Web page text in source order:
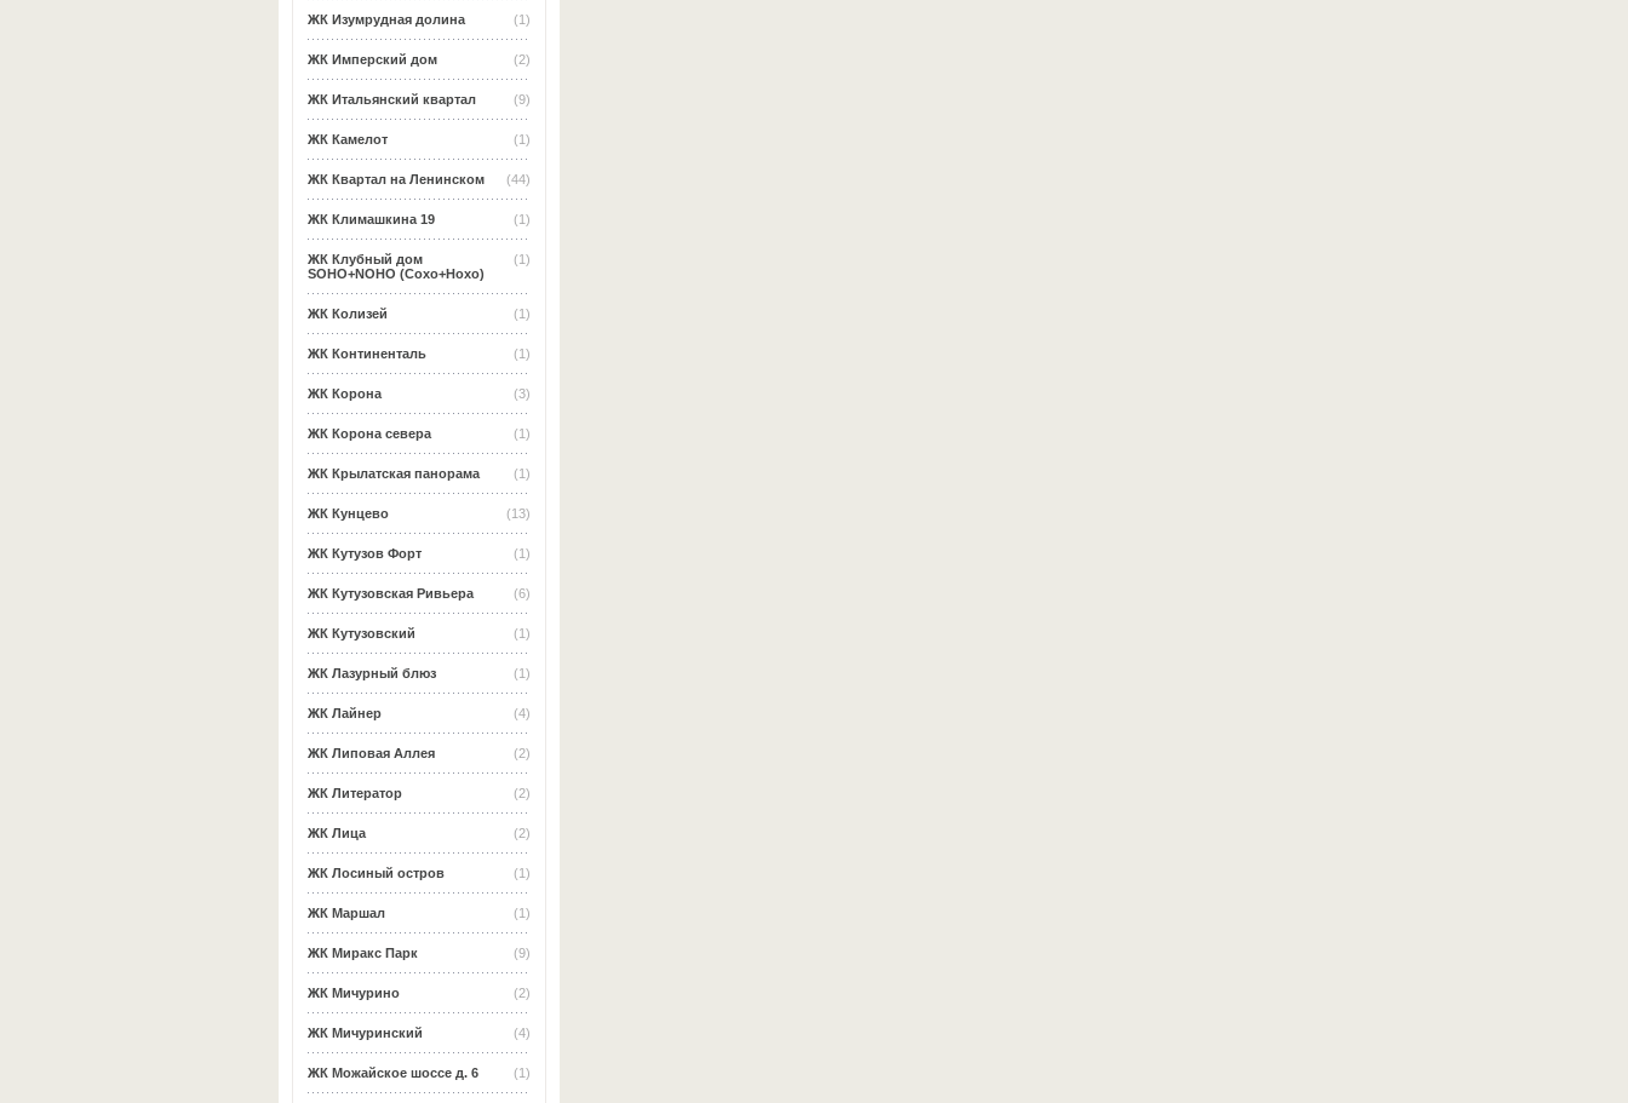
(1)
ЖК Изумрудная долина
(2)
ЖК Имперский дом
(9)
ЖК Итальянский квартал
(1)
ЖК Камелот
(44)
ЖК Квартал на Ленинском
(1)
ЖК Климашкина 19
(1)
ЖК Клубный дом
SOHO+NOHO (Сохо+Нохо)
(1)
ЖК Колизей
(1)
ЖК Континенталь
(3)
ЖК Корона
(1)
ЖК Корона севера
(1)
ЖК Крылатская панорама
(13)
ЖК Кунцево
(1)
ЖК Кутузов Форт
(6)
ЖК Кутузовская Ривьера
(1)
ЖК Кутузовский
(1)
ЖК Лазурный блюз
(4)
ЖК Лайнер
(2)
ЖК Липовая Аллея
(2)
ЖК Литератор
(2)
ЖК Лица
(1)
ЖК Лосиный остров
(1)
ЖК Маршал
(9)
ЖК Миракс Парк
(2)
ЖК Мичурино
(4)
ЖК Мичуринский
(1)
ЖК Можайское шоссе д. 6